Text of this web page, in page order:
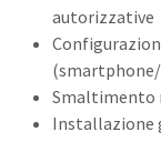
autorizzative
Smaltimento
Installazione